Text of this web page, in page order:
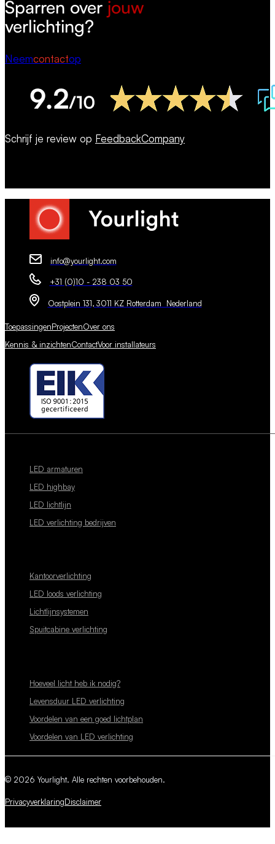
Sparren over jouw
verlichting?
Neemcontactop
Schrijf je review op FeedbackCompany
info@yourlight.com
+31 (0)10 - 238 03 50
Oostplein 131, 3011 KZ Rotterdam Nederland
ToepassingenProjectenOver ons
Kennis & inzichtenContactVoor installateurs
LED armaturen
LED highbay
LED lichtlijn
LED verlichting bedrijven
Kantoorverlichting
LED loods verlichting
Lichtlijnsystemen
Spuitcabine verlichting
Hoeveel licht heb ik nodig?
Levensduur LED verlichting
Voordelen van een goed lichtplan
Voordelen van LED verlichting
© 2026 Yourlight. Alle rechten voorbehouden.
PrivacyverklaringDisclaimer